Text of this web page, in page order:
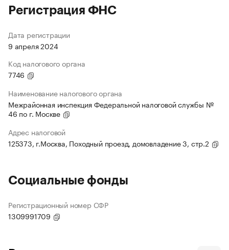
Регистрация ФНС
Дата регистрации
9 апреля 2024
Код налогового органа
7746
Наименование налогового органа
Межрайонная инспекция Федеральной налоговой службы №
46 по г. Москве
Адрес налоговой
125373, г.Москва, Походный проезд, домовладение 3, стр.2
Социальные фонды
Регистрационный номер СФР
1309991709